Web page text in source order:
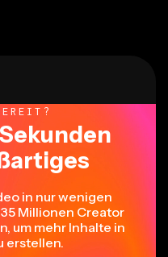
Millionen Creator
um mehr Inhalte in
erstellen.